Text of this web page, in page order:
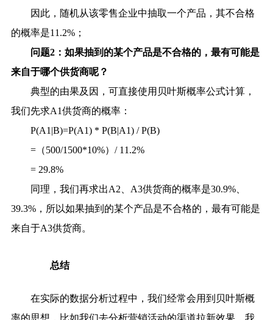
因此，随机从该零售企业中抽取一个产品，其不合格
的概率是11.2%；
问题2：如果抽到的某个产品是不合格的，最有可能是
来自于哪个供货商呢？
典型的由果及因，可直接使用贝叶斯概率公式计算，
我们先求A1供货商的概率：
P(A1|B)=P(A1) * P(B|A1) / P(B)
=（500/1500*10%）/ 11.2%
= 29.8%
同理，我们再求出A2、A3供货商的概率是30.9%、
39.3%，所以如果抽到的某个产品是不合格的，最有可能是
来自于A3供货商。
总结
在实际的数据分析过程中，我们经常会用到贝叶斯概
率的思想，比如我们去分析营销活动的渠道拉新效果，我